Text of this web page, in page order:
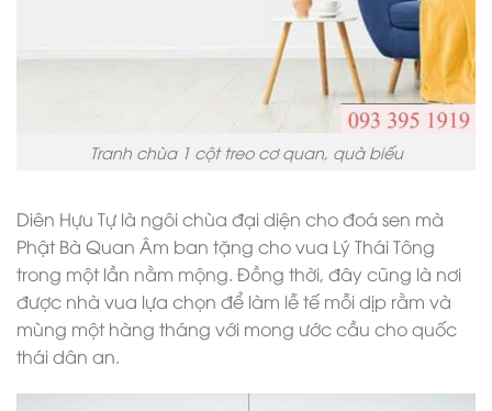
Tranh chùa 1 cột treo cơ quan, quà biếu
Diên Hựu Tự là ngôi chùa đại diện cho đoá sen mà
Phật Bà Quan Âm ban tặng cho vua Lý Thái Tông
trong một lần nằm mộng. Đồng thời, đây cũng là nơi
được nhà vua lựa chọn để làm lễ tế mỗi dịp rằm và
mùng một hàng tháng với mong ước cầu cho quốc
thái dân an.